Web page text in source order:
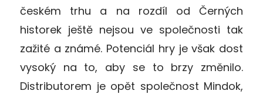
českém trhu a na rozdíl od Černých
historek ještě nejsou ve společnosti tak
zažité a známé. Potenciál hry je však dost
vysoký na to, aby se to brzy změnilo.
Distributorem je opět společnost Mindok,